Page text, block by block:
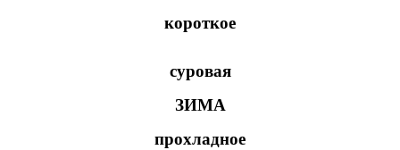
короткое
суровая
ЗИМА
прохладное